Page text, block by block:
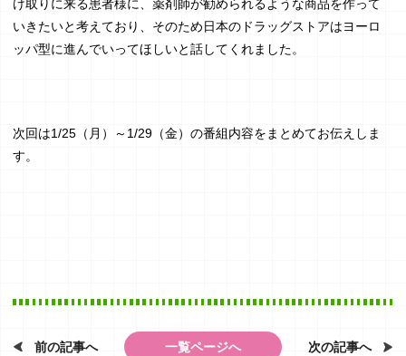
け取りに来る患者様に、薬剤師が勧められるような商品を作って
いきたいと考えており、そのため日本のドラッグストアはヨーロ
ッパ型に進んでいってほしいと話してくれました。
次回は1/25（月）～1/29（金）の番組内容をまとめてお伝えしま
す。
前の記事へ 一覧ページへ 次の記事へ